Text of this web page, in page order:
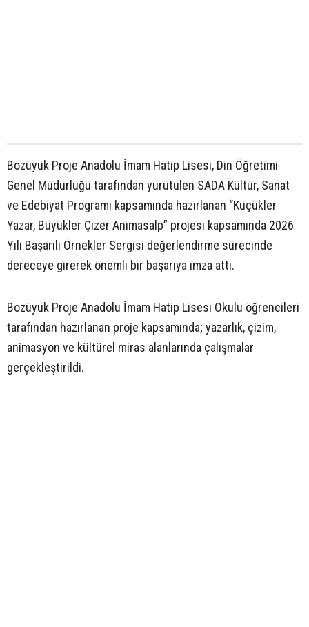
Bozüyük Proje Anadolu İmam Hatip Lisesi, Din Öğretimi
Genel Müdürlüğü tarafından yürütülen SADA Kültür, Sanat
ve Edebiyat Programı kapsamında hazırlanan “Küçükler
Yazar, Büyükler Çizer Animasalp” projesi kapsamında 2026
Yılı Başarılı Örnekler Sergisi değerlendirme sürecinde
dereceye girerek önemli bir başarıya imza attı.
Bozüyük Proje Anadolu İmam Hatip Lisesi Okulu öğrencileri
tarafından hazırlanan proje kapsamında; yazarlık, çizim,
animasyon ve kültürel miras alanlarında çalışmalar
gerçekleştirildi.